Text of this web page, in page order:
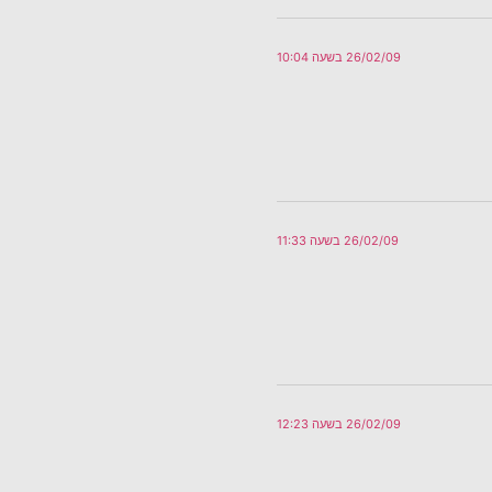
26/02/09 בשעה 10:04
26/02/09 בשעה 11:33
26/02/09 בשעה 12:23